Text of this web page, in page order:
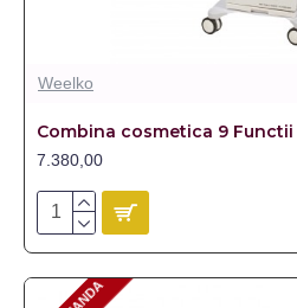
Weelko
Combina cosmetica 9 Functii
7.380,00